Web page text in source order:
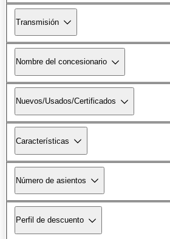
Transmisión
Nombre del concesionario
Nuevos/Usados/Certificados
Características
Número de asientos
Perfil de descuento